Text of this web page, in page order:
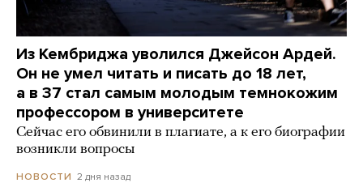
Из Кембриджа уволился Джейсон Ардей.
Он не умел читать и писать до 18 лет,
а в 37 стал самым молодым темнокожим
профессором в университете
Сейчас его обвинили в плагиате, а к его биографии
возникли вопросы
НОВОСТИ 2 дня назад